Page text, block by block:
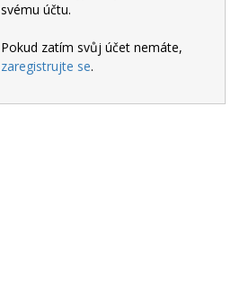
svému účtu.
Pokud zatím svůj účet nemáte,
zaregistrujte se.